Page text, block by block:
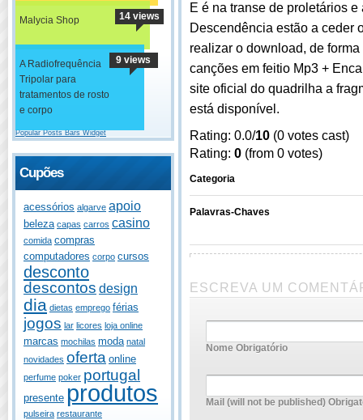
Malycia Shop 14 views
A Radiofrequência
Tripolar para
tratamentos de rosto
e corpo
9 views
Popular Posts Bars Widget
Cupões
acessórios algarve apoio
beleza capas carros casino
comida compras
computadores corpo cursos
desconto
descontos design
dia dietas emprego férias
jogos lar licores loja online
marcas mochilas moda natal
novidades oferta online
perfume poker portugal
presente produtos
pulseira restaurante
E é na transe de proletários
Descendência estão a ceder
realizar o download, de
canções em feitio Mp3 +
site oficial do quadrilha a
está disponível.
Rating: 0.0/10 (0 votes cast)
Rating: 0 (from 0 votes)
Categoria
Palavras-Chaves
ESCREVA UM
Nome Obrigatório
Mail (will not be published)